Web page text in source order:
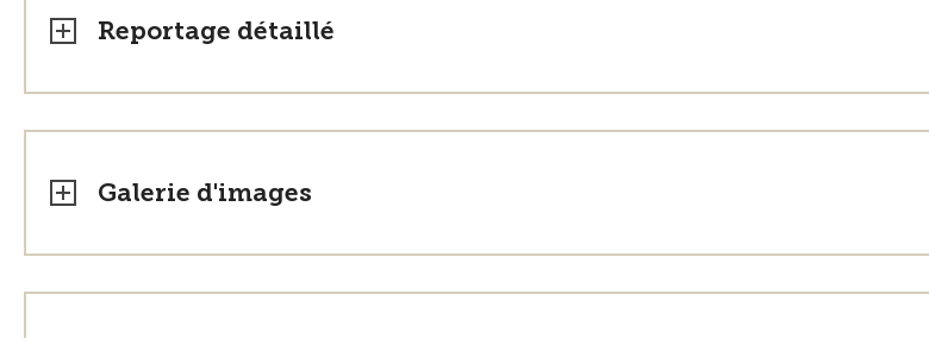
Reportage détaillé
Galerie d'images